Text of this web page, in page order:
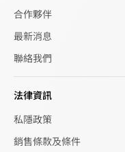
合作夥伴
最新消息
聯絡我們
法律資訊
私隱政策
銷售條款及條件